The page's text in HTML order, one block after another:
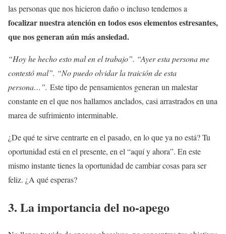
las personas que nos hicieron daño o incluso tendemos a
focalizar nuestra atención en todos esos elementos estresantes,
que nos generan aún más ansiedad.
“Hoy he hecho esto mal en el trabajo”. “Ayer esta persona me
contestó mal”. “No puedo olvidar la traición de esta
persona…”. Este tipo de pensamientos generan un malestar
constante en el que nos hallamos anclados, casi arrastrados en una
marea de sufrimiento interminable.
¿De qué te sirve centrarte en el pasado, en lo que ya no está? Tu
oportunidad está en el presente, en el “aquí y ahora”. En este
mismo instante tienes la oportunidad de cambiar cosas para ser
feliz. ¿A qué esperas?
3. La importancia del no-apego